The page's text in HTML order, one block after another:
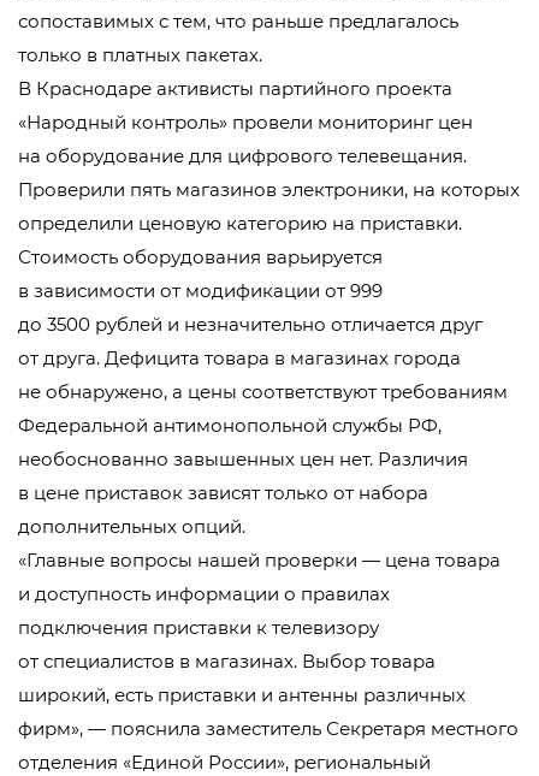
сопоставимых с тем, что раньше предлагалось
только в платных пакетах.
В Краснодаре активисты партийного проекта
«Народный контроль» провели мониторинг цен
на оборудование для цифрового телевещания.
Проверили пять магазинов электроники, на которых
определили ценовую категорию на приставки.
Стоимость оборудования варьируется
в зависимости от модификации от 999
до 3500 рублей и незначительно отличается друг
от друга. Дефицита товара в магазинах города
не обнаружено, а цены соответствуют требованиям
Федеральной антимонопольной службы РФ,
необоснованно завышенных цен нет. Различия
в цене приставок зависят только от набора
дополнительных опций.
«Главные вопросы нашей проверки — цена товара
и доступность информации о правилах
подключения приставки к телевизору
от специалистов в магазинах. Выбор товара
широкий, есть приставки и антенны различных
фирм», — пояснила заместитель Секретаря местного
отделения «Единой России», региональный